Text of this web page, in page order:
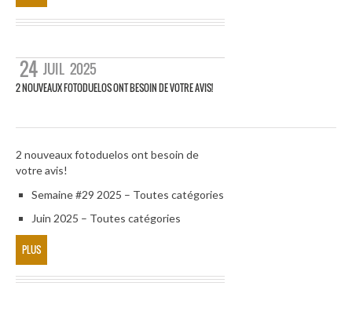
24 JUIL 2025
2 NOUVEAUX FOTODUELOS ONT BESOIN DE VOTRE AVIS!
2 nouveaux fotoduelos ont besoin de
votre avis!
Semaine #29 2025 – Toutes catégories
Juin 2025 – Toutes catégories
PLUS